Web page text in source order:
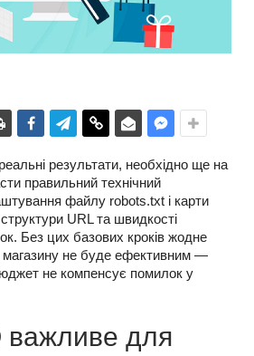
результати, необхідно ще на
правильний технічний
файлу robots.txt і карти
URL та швидкості
Без цих базових кроків жодне
магазину не буде ефективним —
не компенсує помилок у
важливе для